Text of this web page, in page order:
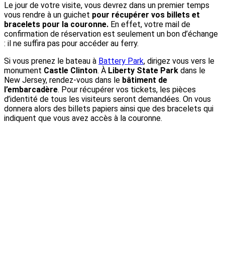
Le jour de votre visite, vous devrez dans un premier temps
vous rendre à un guichet pour récupérer vos billets et
bracelets pour la couronne. En effet, votre mail de
confirmation de réservation est seulement un bon d’échange
: il ne suffira pas pour accéder au ferry.
Si vous prenez le bateau à Battery Park, dirigez vous vers le
monument Castle Clinton. À Liberty State Park dans le
New Jersey, rendez-vous dans le bâtiment de
l’embarcadère. Pour récupérer vos tickets, les pièces
d’identité de tous les visiteurs seront demandées. On vous
donnera alors des billets papiers ainsi que des bracelets qui
indiquent que vous avez accès à la couronne.